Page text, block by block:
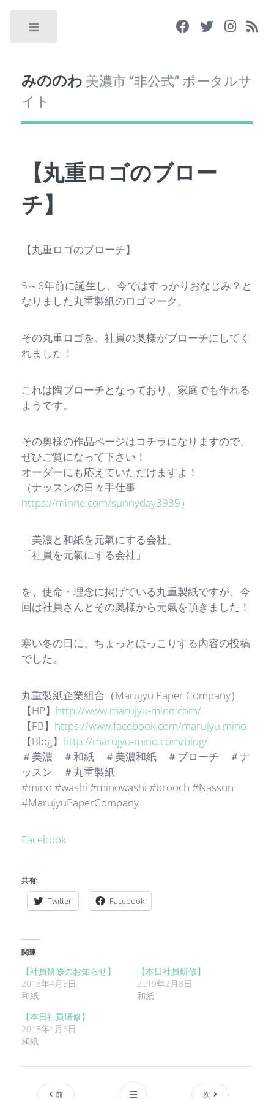
みののわ 美濃市 “非公式” ポータルサ
イト
【丸重ロゴのブロー
チ】
【丸重ロゴのブローチ】
5～6年前に誕生し、今ではすっかりおなじみ？と
なりました丸重製紙のロゴマーク。
その丸重ロゴを、社員の奥様がブローチにしてく
れました！
これは陶ブローチとなっており、家庭でも作れる
ようです。
その奥様の作品ページはコチラになりますので、
ぜひご覧になって下さい！
オーダーにも応えていただけますよ！
（ナッスンの日々手仕事
https://minne.com/sunnyday3939）
「美濃と和紙を元氣にする会社」
「社員を元氣にする会社」
を、使命・理念に掲げている丸重製紙ですが、今
回は社員さんとその奥様から元氣を頂きました！
寒い冬の日に、ちょっとほっこりする内容の投稿
でした。
丸重製紙企業組合（Marujyu Paper Company）
【HP】 http://www.marujyu-mino.com/
【FB】 https://www.facebook.com/marujyu.mino
【Blog】 http://marujyu-mino.com/blog/
＃美濃 ＃和紙 ＃美濃和紙 ＃ブローチ ＃ナ
ッスン ＃丸重製紙
#mino #washi #minowashi #brooch #Nassun
#MarujyuPaperCompany
Facebook
共有:
Twitter Facebook
関連
【社員研修のお知らせ】
2018年4月5日
和紙
【本日社員研修】
2019年2月8日
和紙
【本日社員研修】
2018年4月6日
和紙
前 次
Toggle